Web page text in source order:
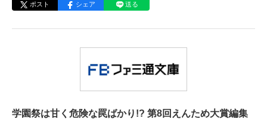
ポスト シェア 送る
学園祭は甘く危険な罠ばかり!? 第8回えんため大賞編集